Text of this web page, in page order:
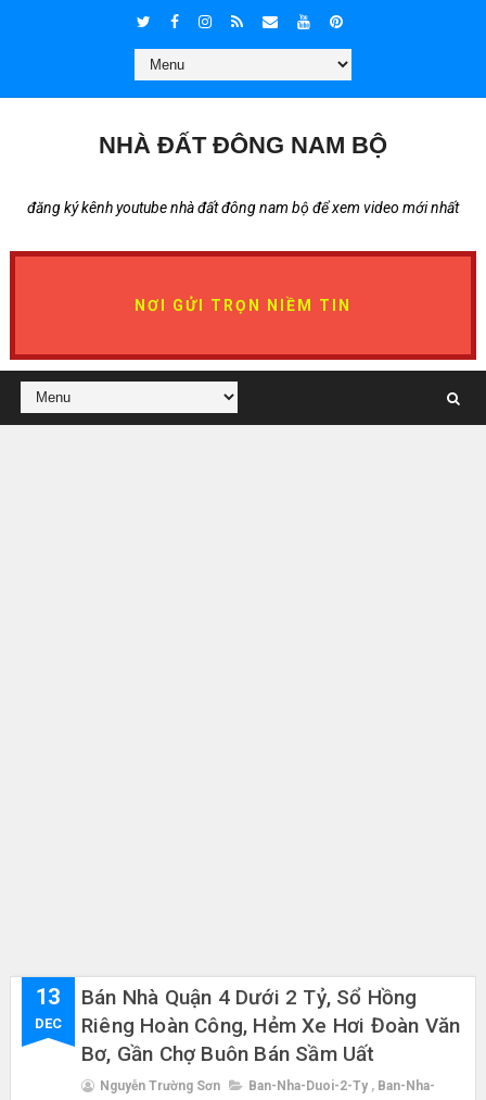
NHÀ ĐẤT ĐÔNG NAM BỘ
đăng ký kênh youtube nhà đất đông nam bộ để xem video mới nhất
NƠI GỬI TRỌN NIỀM TIN
13
DEC
Bán Nhà Quận 4 Dưới 2 Tỷ, Sổ Hồng
Riêng Hoàn Công, Hẻm Xe Hơi Đoàn Văn
Bơ, Gần Chợ Buôn Bán Sầm Uất
Nguyễn Trường Sơn Ban-Nha-Duoi-2-Ty , Ban-Nha-